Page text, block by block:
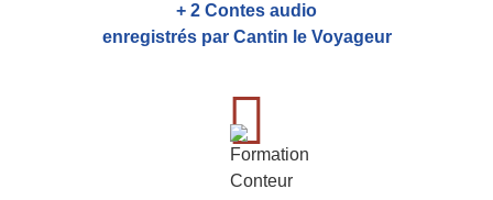
+ 2 Contes audio
enregistrés par Cantin le Voyageur